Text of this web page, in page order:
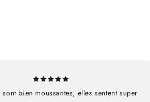
sont bien moussantes, elles sentent super